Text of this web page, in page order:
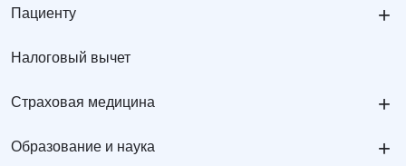
Пациенту +
Налоговый вычет
Страховая медицина +
Образование и наука +